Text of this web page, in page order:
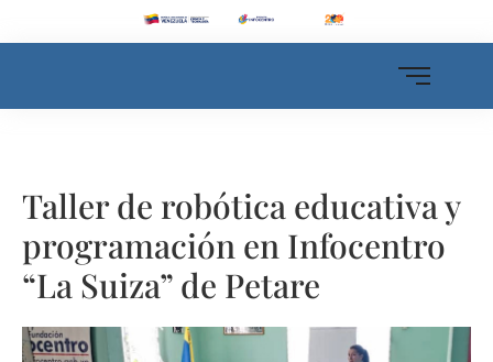
Taller de robótica educativa y
programación en Infocentro
“La Suiza” de Petare